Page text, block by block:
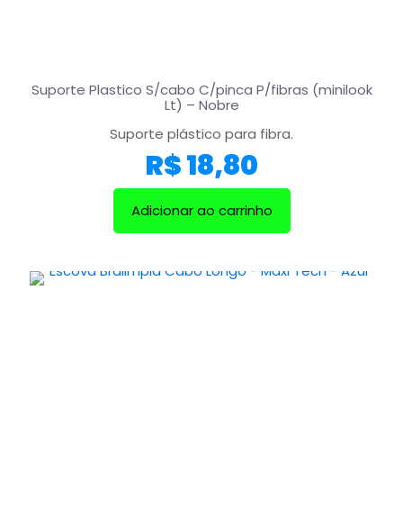
Suporte Plastico S/cabo C/pinca P/fibras (minilook
Lt) – Nobre
Suporte plástico para fibra.
R$18,80
Adicionar ao carrinho